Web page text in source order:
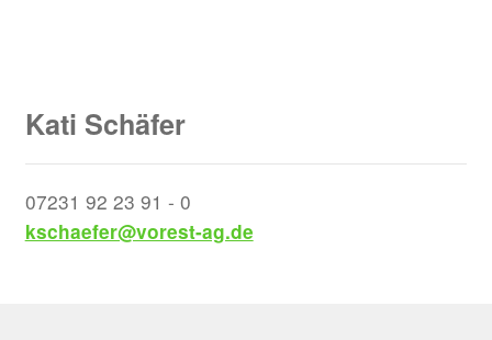
Kati Schäfer
07231 92 23 91 - 0
kschaefer@vorest-ag.de